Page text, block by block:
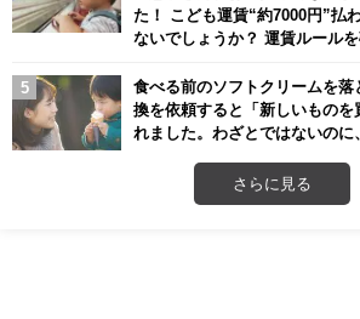
た！ こども運賃“約7000円”払
ないでしょうか？ 運賃ルール
食べる前のソフトクリームを落
換を依頼すると「新しいものを
れました。わざとではないのに
さらに見る